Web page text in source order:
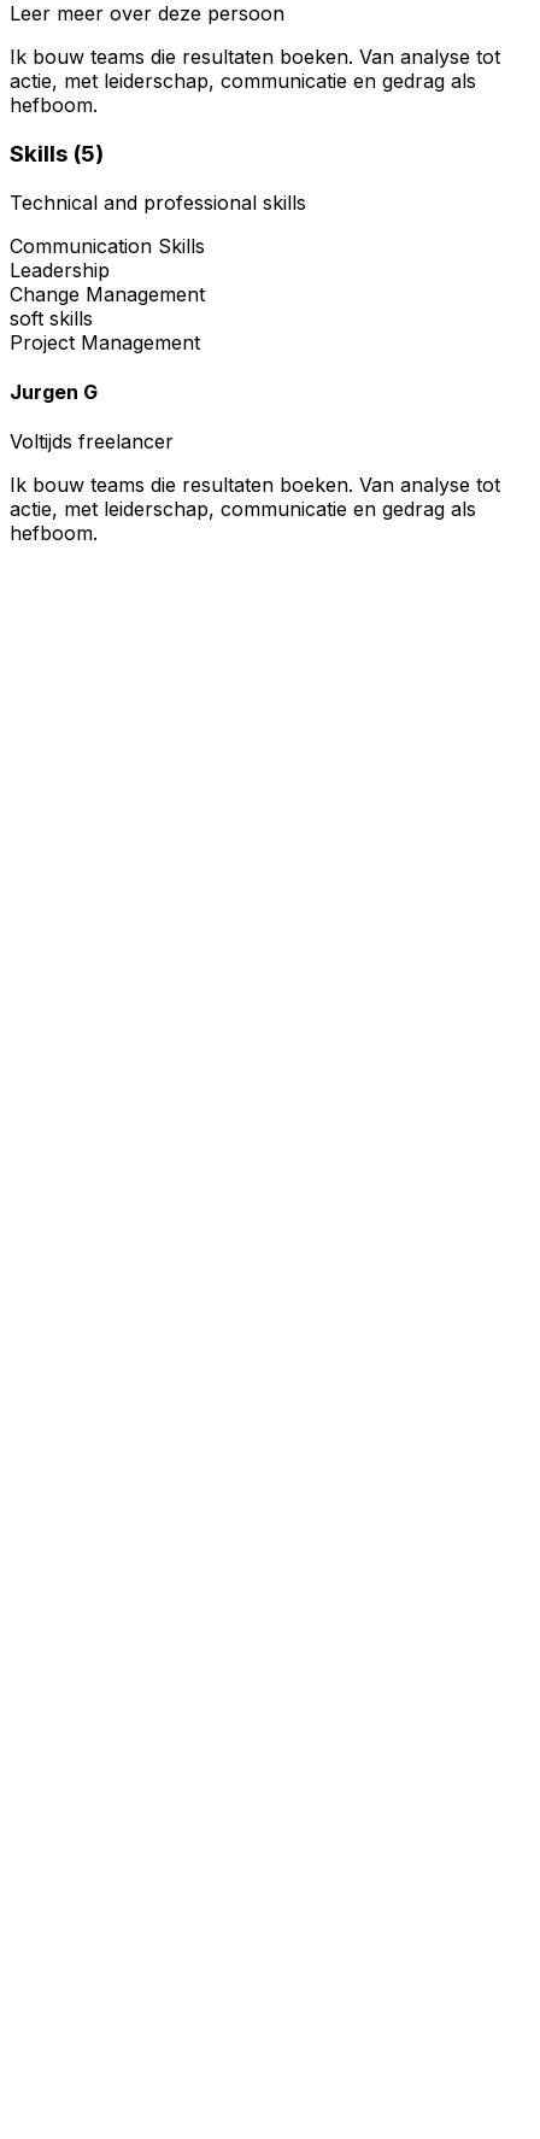
Leer meer over deze persoon
Ik bouw teams die resultaten boeken. Van analyse tot
actie, met leiderschap, communicatie en gedrag als
hefboom.
Skills (5)
Technical and professional skills
Communication Skills
Leadership
Change Management
soft skills
Project Management
Jurgen G
Voltijds freelancer
Ik bouw teams die resultaten boeken. Van analyse tot
actie, met leiderschap, communicatie en gedrag als
hefboom.